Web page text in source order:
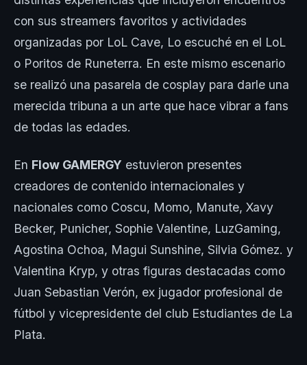
con sus streamers favoritos y actividades
organizadas por LoL Cave, Lo escuché en el LoL
o Poritos de Runeterra. En este mismo escenario
se realizó una pasarela de cosplay para darle una
merecida tribuna a un arte que hace vibrar a fans
de todas las edades.
En Flow GAMERGY estuvieron presentes
creadores de contenido internacionales y
nacionales como Coscu, Momo, Manute, Xavy
Becker, Punicher, Sophie Valentine, LuzGaming,
Agostina Ochoa, Magui Sunshine, Silvia Gómez. y
Valentina Kryp, y otras figuras destacadas como
Juan Sebastian Verón, ex jugador profesional de
fútbol y vicepresidente del club Estudiantes de La
Plata.